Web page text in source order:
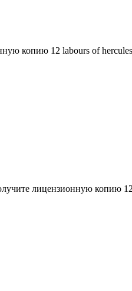
копию 12 labours of
лицензионную копию